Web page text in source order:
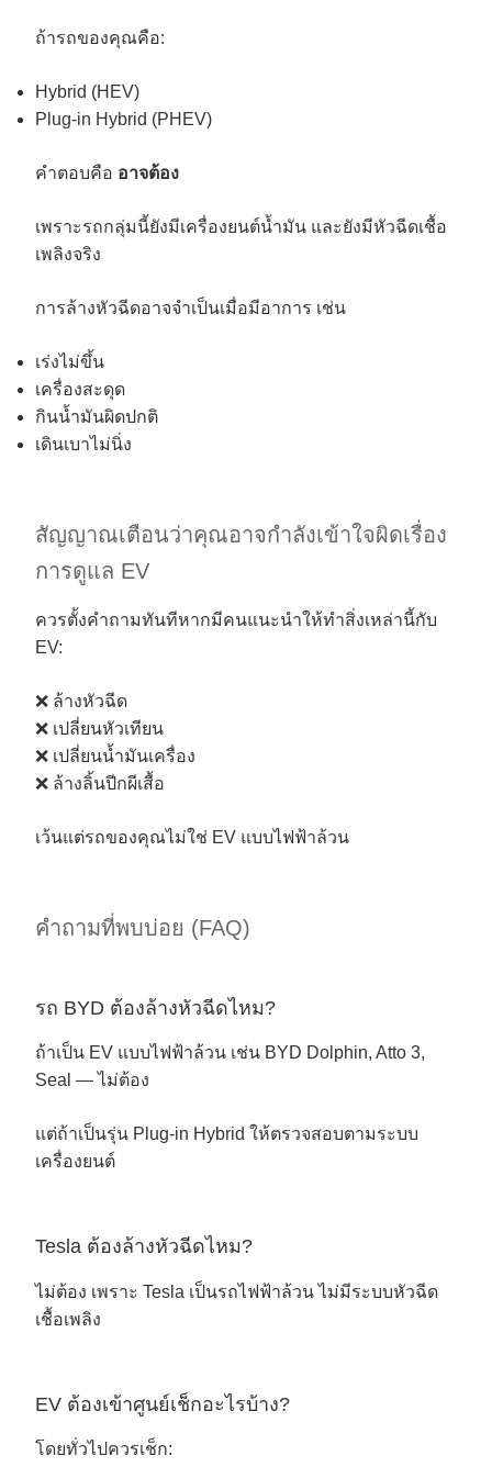
ถ้ารถของคุณคือ:
Hybrid (HEV)
Plug-in Hybrid (PHEV)
คำตอบคือ อาจต้อง
เพราะรถกลุ่มนี้ยังมีเครื่องยนต์น้ำมัน และยังมีหัวฉีดเชื้อ
เพลิงจริง
การล้างหัวฉีดอาจจำเป็นเมื่อมีอาการ เช่น
เร่งไม่ขึ้น
เครื่องสะดุด
กินน้ำมันผิดปกติ
เดินเบาไม่นิ่ง
สัญญาณเตือนว่าคุณอาจกำลังเข้าใจผิดเรื่อง
การดูแล EV
ควรตั้งคำถามทันทีหากมีคนแนะนำให้ทำสิ่งเหล่านี้กับ
EV:
❌ ล้างหัวฉีด
❌ เปลี่ยนหัวเทียน
❌ เปลี่ยนน้ำมันเครื่อง
❌ ล้างลิ้นปีกผีเสื้อ
เว้นแต่รถของคุณไม่ใช่ EV แบบไฟฟ้าล้วน
คำถามที่พบบ่อย (FAQ)
รถ BYD ต้องล้างหัวฉีดไหม?
ถ้าเป็น EV แบบไฟฟ้าล้วน เช่น BYD Dolphin, Atto 3,
Seal — ไม่ต้อง
แต่ถ้าเป็นรุ่น Plug-in Hybrid ให้ตรวจสอบตามระบบ
เครื่องยนต์
Tesla ต้องล้างหัวฉีดไหม?
ไม่ต้อง เพราะ Tesla เป็นรถไฟฟ้าล้วน ไม่มีระบบหัวฉีด
เชื้อเพลิง
EV ต้องเข้าศูนย์เช็กอะไรบ้าง?
โดยทั่วไปควรเช็ก: